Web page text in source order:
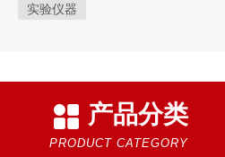
实验仪器
产品分类
PRODUCT CATEGORY